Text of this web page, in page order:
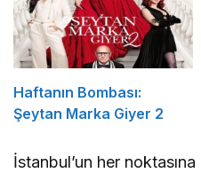
Haftanın Bombası:
Şeytan Marka Giyer 2
İstanbul’un her